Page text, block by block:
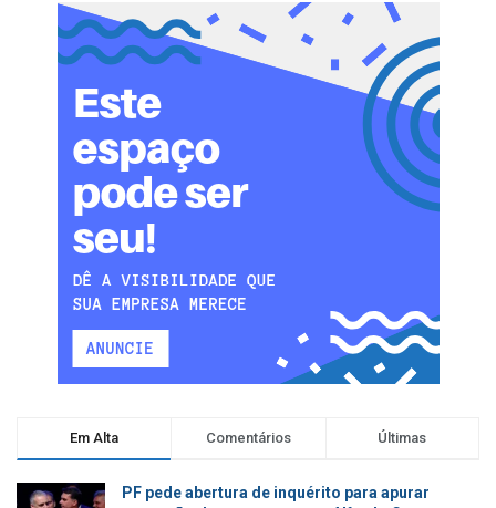
Em Alta Comentários Últimas
PF pede abertura de inquérito para apurar